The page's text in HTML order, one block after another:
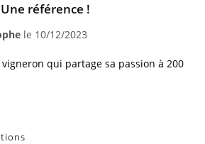
Une référence !
le 10/12/2023
qui partage sa passion à 200